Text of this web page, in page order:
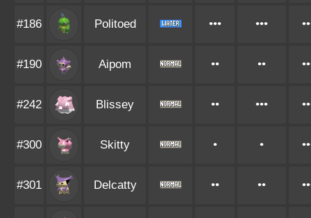
#186 Politoed ••• •••
#190 Aipom •• ••
#242 Blissey •• •••
#300 Skitty • •
#301 Delcatty •• ••